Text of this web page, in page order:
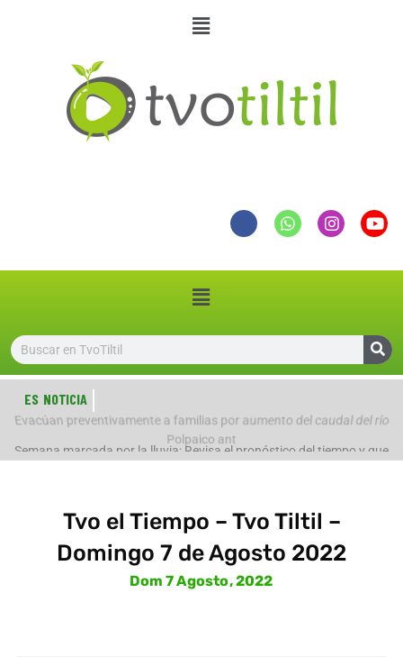
ES NOTICIA
Semana marcada por la lluvia: Revisa el pronóstico del tiempo y que
Evacúan preventivamente a familias por aumento del caudal del río
Polpaico ant
Tvo el Tiempo – Tvo Tiltil –
Domingo 7 de Agosto 2022
Dom 7 Agosto, 2022